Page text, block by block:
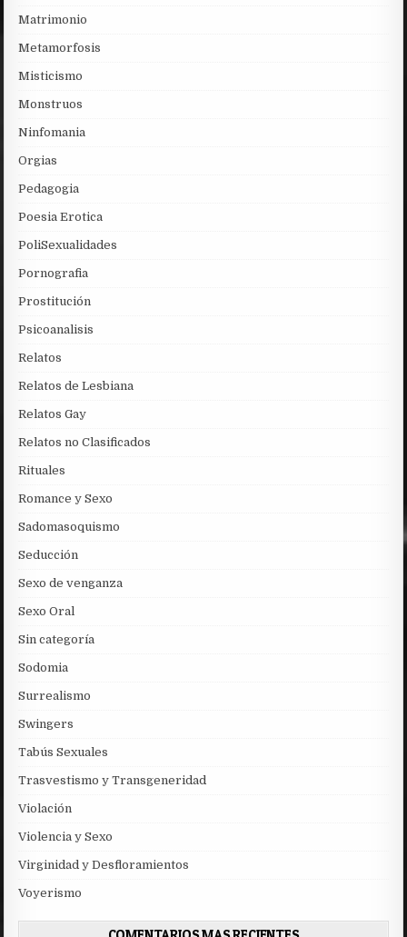
Matrimonio
Metamorfosis
Misticismo
Monstruos
Ninfomania
Orgias
Pedagogia
Poesia Erotica
PoliSexualidades
Pornografia
Prostitución
Psicoanalisis
Relatos
Relatos de Lesbiana
Relatos Gay
Relatos no Clasificados
Rituales
Romance y Sexo
Sadomasoquismo
Seducción
Sexo de venganza
Sexo Oral
Sin categoría
Sodomia
Surrealismo
Swingers
Tabús Sexuales
Trasvestismo y Transgeneridad
Violación
Violencia y Sexo
Virginidad y Desfloramientos
Voyerismo